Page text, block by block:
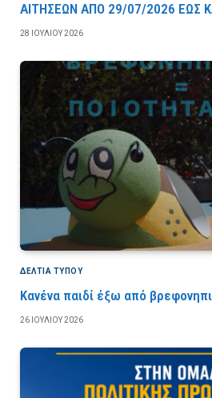
AITHΣEΩN AΠO 29/07/2026 EΩΣ
28 ΙΟΥΛΊΟΥ 2026
ΔΕΛΤΙΑ ΤΥΠΟΥ
Κανένα παιδί έξω από
26 ΙΟΥΛΊΟΥ 2026